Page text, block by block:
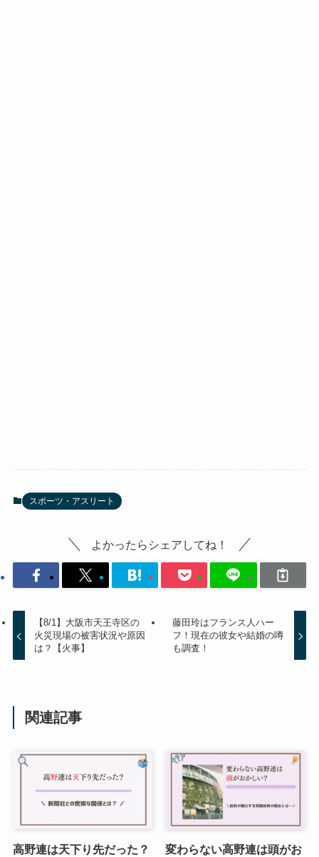
スポーツ・アスリート
よかったらシェアしてね！
【8/1】大阪市天王寺区の
火災現場の被害状況や原因
は？【火事】
藤田玲はフランス人ハー
フ！現在の彼女や結婚の噂
も調査！
関連記事
高野連は天下り先だった？
変わらない高野連は頭がお